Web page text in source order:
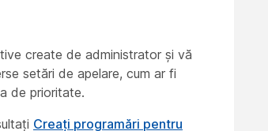
create de administrator și vă
setări de apelare, cum ar fi
de prioritate.
Creați programări pentru